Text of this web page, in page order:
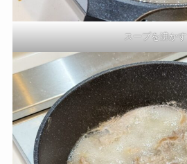
スープを沸かす